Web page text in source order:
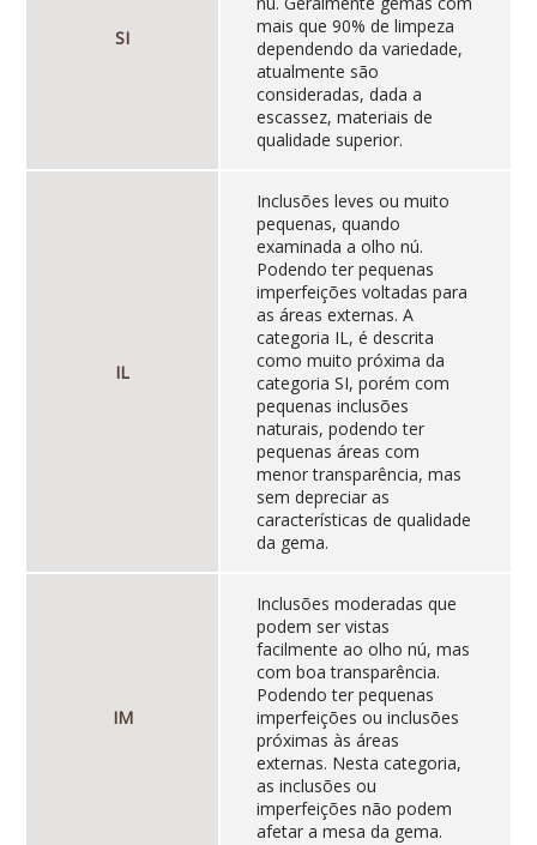
SI
mais que 90% de limpeza
dependendo da variedade,
atualmente são
consideradas, dada a
escassez, materiais de
qualidade superior.
IL
Inclusões leves ou muito
pequenas, quando
examinada a olho nú.
Podendo ter pequenas
imperfeições voltadas para
as áreas externas. A
categoria IL, é descrita
como muito próxima da
categoria SI, porém com
pequenas inclusões
naturais, podendo ter
pequenas áreas com
menor transparência, mas
sem depreciar as
características de qualidade
da gema.
IM
Inclusões moderadas que
podem ser vistas
facilmente ao olho nú, mas
com boa transparência.
Podendo ter pequenas
imperfeições ou inclusões
próximas às áreas
externas. Nesta categoria,
as inclusões ou
imperfeições não podem
afetar a mesa da gema.